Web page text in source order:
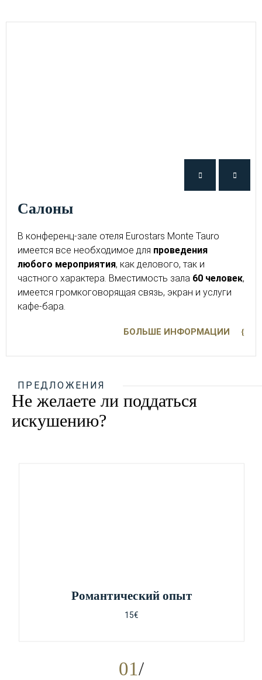
Салоны
В конференц-зале отеля Eurostars Monte Tauro
имеется все необходимое для проведения
любого мероприятия, как делового, так и
частного характера. Вместимость зала 60 человек,
имеется громкоговорящая связь, экран и услуги
кафе-бара.
БОЛЬШЕ ИНФОРМАЦИИ
ПРЕДЛОЖЕНИЯ
Не желаете ли поддаться
искушению?
01
Pомантический опыт
15€